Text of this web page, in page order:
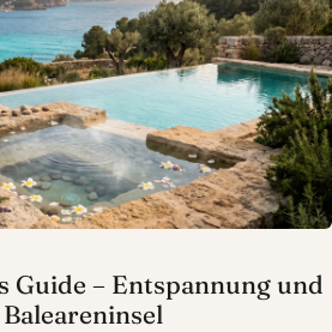
Guide – Entspannung und